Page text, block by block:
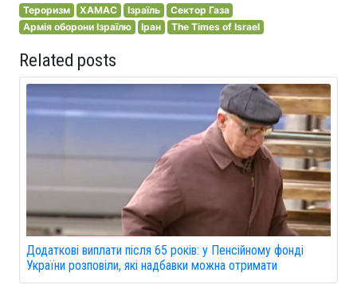
Тероризм ХАМАС Ізраїль
Сектор Газа
Армія оборони Ізраїлю
Іран The Times of Israel
Related posts
Додаткові виплати після 65 років: у Пенсійному фонді
України розповіли, які надбавки можна отримати